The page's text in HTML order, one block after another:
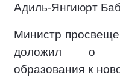
Адиль-Янгиюрт
Министр
доложил о
образования к